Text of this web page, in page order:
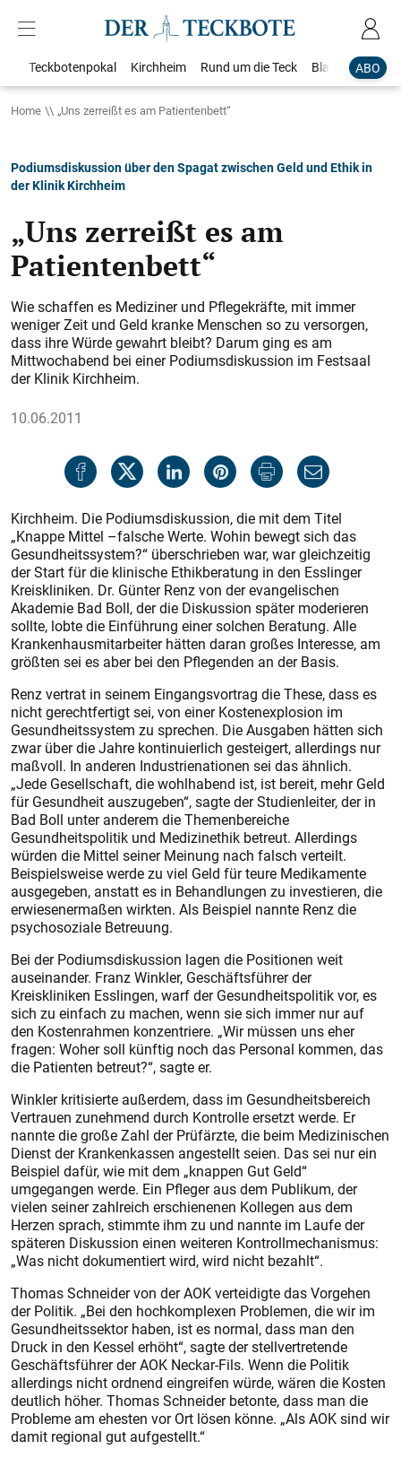
ABO
Teckbotenpokal Kirchheim Rund um die Teck Blaulicht
Home „Uns zerreißt es am Patientenbett“
Podiumsdiskussion über den Spagat zwischen Geld und Ethik in
der Klinik Kirchheim
„Uns zerreißt es am
Patientenbett“
Wie schaffen es Mediziner und Pflegekräfte, mit immer
weniger Zeit und Geld kranke Menschen so zu versorgen,
dass ihre Würde gewahrt bleibt? Darum ging es am
Mittwochabend bei einer Podiumsdiskussion im Festsaal
der Klinik Kirchheim.
10.06.2011
Kirchheim. Die Podiumsdiskussion, die mit dem Titel
„Knappe Mittel –falsche Werte. Wohin bewegt sich das
Gesundheitssystem?“ überschrieben war, war gleichzeitig
der Start für die klinische Ethikberatung in den Esslinger
Kreiskliniken. Dr. Günter Renz von der evangelischen
Akademie Bad Boll, der die Diskussion später moderieren
sollte, lobte die Einführung einer solchen Beratung. Alle
Krankenhausmitarbeiter hätten daran großes Interesse, am
größten sei es aber bei den Pflegenden an der Basis.
Renz vertrat in seinem Eingangsvortrag die These, dass es
nicht gerechtfertigt sei, von einer Kostenexplosion im
Gesundheitssystem zu sprechen. Die Ausgaben hätten sich
zwar über die Jahre kontinuierlich gesteigert, allerdings nur
maßvoll. In anderen Industrienationen sei das ähnlich.
„Jede Gesellschaft, die wohlhabend ist, ist bereit, mehr Geld
für Gesundheit auszugeben“, sagte der Studienleiter, der in
Bad Boll unter anderem die Themenbereiche
Gesundheitspolitik und Medizinethik betreut. Allerdings
würden die Mittel seiner Meinung nach falsch verteilt.
Beispielsweise werde zu viel Geld für teure Medikamente
ausgegeben, anstatt es in Behandlungen zu investieren, die
erwiesenermaßen wirkten. Als Beispiel nannte Renz die
psychosoziale Betreuung.
Bei der Podiumsdiskussion lagen die Positionen weit
auseinander. Franz Winkler, Geschäftsführer der
Kreiskliniken Esslingen, warf der Gesundheitspolitik vor, es
sich zu einfach zu machen, wenn sie sich immer nur auf
den Kostenrahmen konzentriere. „Wir müssen uns eher
fragen: Woher soll künftig noch das Personal kommen, das
die Patienten betreut?“, sagte er.
Winkler kritisierte außerdem, dass im Gesundheitsbereich
Vertrauen zunehmend durch Kontrolle ersetzt werde. Er
nannte die große Zahl der Prüfärzte, die beim Medizinischen
Dienst der Krankenkassen angestellt seien. Das sei nur ein
Beispiel dafür, wie mit dem „knappen Gut Geld“
umgegangen werde. Ein Pfleger aus dem Publikum, der
vielen seiner zahlreich erschienenen Kollegen aus dem
Herzen sprach, stimmte ihm zu und nannte im Laufe der
späteren Diskussion einen weiteren Kontrollmechanismus:
„Was nicht dokumentiert wird, wird nicht bezahlt“.
Thomas Schneider von der AOK verteidigte das Vorgehen
der Politik. „Bei den hochkomplexen Problemen, die wir im
Gesundheitssektor haben, ist es normal, dass man den
Druck in den Kessel erhöht“, sagte der stellvertretende
Geschäftsführer der AOK Neckar-Fils. Wenn die Politik
allerdings nicht ordnend eingreifen würde, wären die Kosten
deutlich höher. Thomas Schneider betonte, dass man die
Probleme am ehesten vor Ort lösen könne. „Als AOK sind wir
damit regional gut aufgestellt.“